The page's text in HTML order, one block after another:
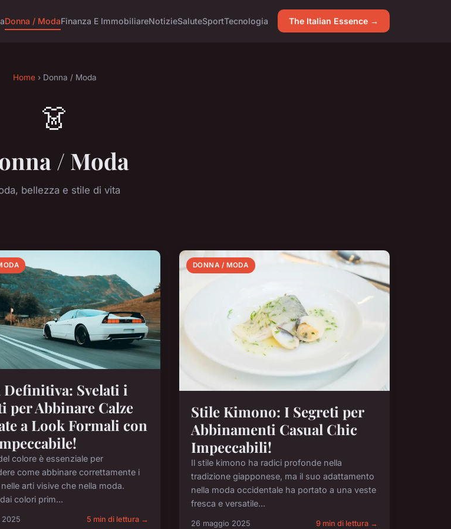
Donna / ModaFinanza E ImmobiliareNotizieSaluteSportTecnologia The Italian Essence →
Home › Donna / Moda
👗
/ Moda
bellezza e stile di vita
Definitiva: Svelati i
per Abbinare Calze
a Look Formali con
colore è essenziale per
come abbinare correttamente i
arti visive che nella moda.
colori prim...
2025 5 min di lettura →
DONNA / MODA
Stile Kimono: I Segreti per
Abbinamenti Casual Chic
Impeccabili!
Il stile kimono ha radici profonde nella
tradizione giapponese, ma il suo adattamento
nella moda occidentale ha portato a una veste
fresca e versatile...
26 maggio 2025 9 min di lettura →